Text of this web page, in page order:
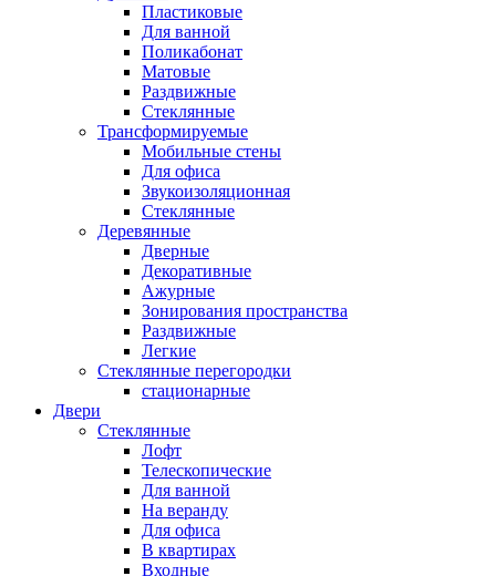
Пластиковые
Для ванной
Поликабонат
Матовые
Раздвижные
Стеклянные
Трансформируемые
Мобильные стены
Для офиса
Звукоизоляционная
Стеклянные
Деревянные
Дверные
Декоративные
Ажурные
Зонирования пространства
Раздвижные
Легкие
Стеклянные перегородки
стационарные
Двери
Стеклянные
Лофт
Телескопические
Для ванной
На веранду
Для офиса
В квартирах
Входные